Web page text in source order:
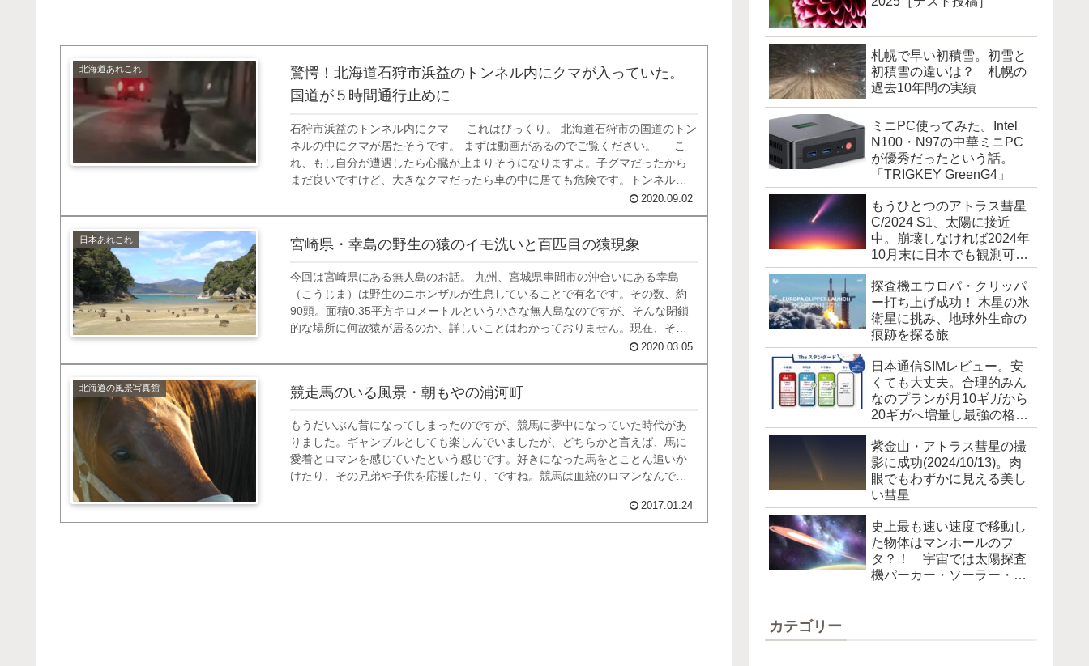
北海道あれこれ
驚愕！北海道石狩市浜益のトンネル内にクマが入っていた。
国道が５時間通行止めに
石狩市浜益のトンネル内にクマ これはびっくり。 北海道石狩市の国道のトン
ネルの中にクマが居たそうです。 まずは動画があるのでご覧ください。 こ
れ、もし自分が遭遇したら心臓が止まりそうになりますよ。子グマだったから
まだ良いですけど、大きなクマだったら車の中に居ても危険です。トンネルだ
と引き返すのも難しいと思いますが、できるだけ距離をとった方がよいです。
これは８月２９日の出来事で、午後１０時...
2020.09.02
日本あれこれ 宮崎県・幸島の野生の猿のイモ洗いと百匹目の猿現象
今回は宮崎県にある無人島のお話。 九州、宮城県串間市の沖合いにある幸島
（こうじま）は野生のニホンザルが生息していることで有名です。その数、約
90頭。面積0.35平方キロメートルという小さな無人島なのですが、そんな閉鎖
的な場所に何故猿が居るのか、詳しいことはわかっておりません。現在、その
生息地である島全体は国の天然記念物に指定され、文化財保護法によって保護
されています。 場所はここ。 島は島なのです...
2020.03.05
北海道の風景写真館 競走馬のいる風景・朝もやの浦河町
もうだいぶん昔になってしまったのですが、競馬に夢中になっていた時代があ
りました。ギャンブルとしても楽しんでいましたが、どちらかと言えば、馬に
愛着とロマンを感じていたという感じです。好きになった馬をとことん追いか
けたり、その兄弟や子供を応援したり、ですね。競馬は血統のロマンなんです
2017.01.24
札幌で早い初積雪。初雪と
初積雪の違いは？ 札幌の
過去10年間の実績
ミニPC使ってみた。Intel
N100・N97の中華ミニPC
が優秀だったという話。
「TRIGKEY GreenG4」
もうひとつのアトラス彗星
C/2024 S1、太陽に接近
中。崩壊しなければ2024年
10月末に日本でも観測可能
に [追記]霧散しました
探査機エウロパ・クリッパ
ー打ち上げ成功！ 木星の氷
衛星に挑み、地球外生命の
痕跡を探る旅
日本通信SIMレビュー。安
くても大丈夫。合理的みん
なのプランが月10ギガから
20ギガへ増量し最強の格安
SIM爆誕！
紫金山・アトラス彗星の撮
影に成功(2024/10/13)。肉
眼でもわずかに見える美し
い彗星
史上最も速い速度で移動し
た物体はマンホールのフ
タ？！ 宇宙では太陽探査
機パーカー・ソーラー・プ
カテゴリー